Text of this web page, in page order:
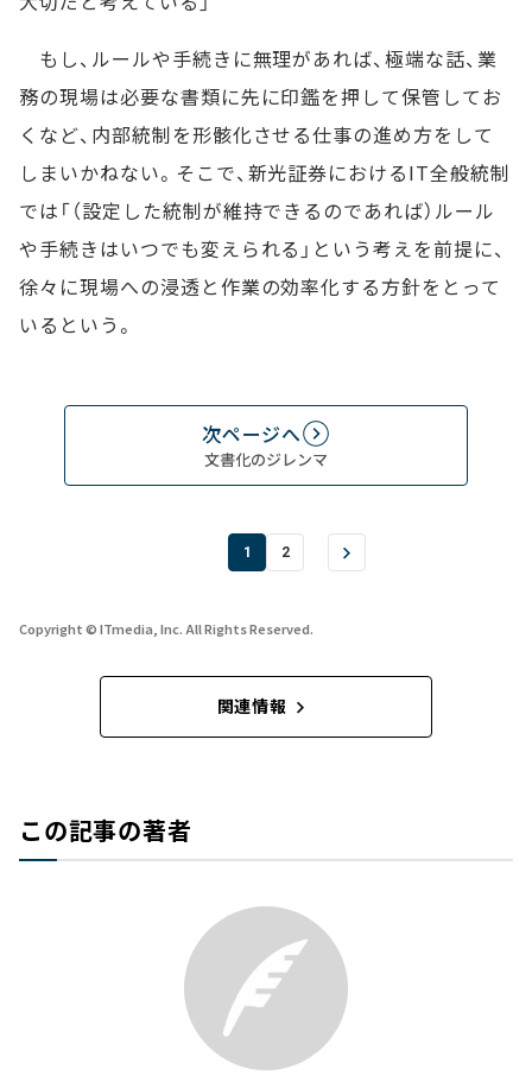
もし、ルールや手続きに無理があれば、極端な話、業
務の現場は必要な書類に先に印鑑を押して保管してお
くなど、内部統制を形骸化させる仕事の進め方をして
しまいかねない。そこで、新光証券におけるIT全般統制
では「（設定した統制が維持できるのであれば）ルール
や手続きはいつでも変えられる」という考えを前提に、
徐々に現場への浸透と作業の効率化する方針をとって
いるという。
次ページへ
文書化のジレンマ
1 2
Copyright © ITmedia, Inc. All Rights Reserved.
関連情報
この記事の著者